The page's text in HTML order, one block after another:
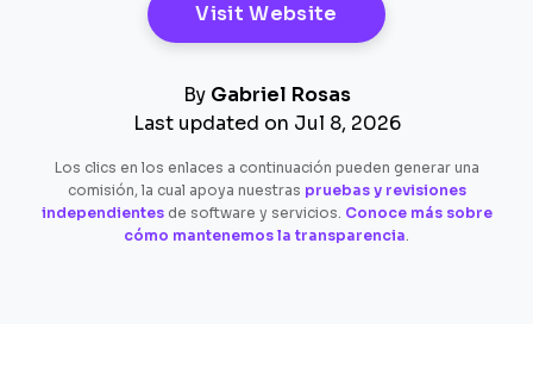
Visit Website Opens New
By Gabriel Rosas
Last updated on Jul 8, 2026
Los clics en los enlaces a continuación pueden generar una
comisión, la cual apoya nuestras pruebas y revisiones
independientesde software y servicios. Conoce más sobre
cómo mantenemos la transparencia.